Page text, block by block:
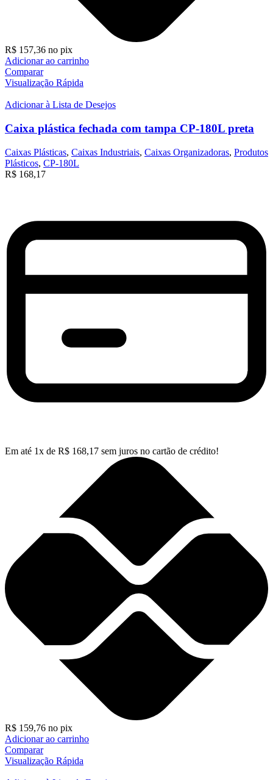
R$ 157,36 no pix
Adicionar ao carrinho
Comparar
Visualização Rápida
Adicionar à Lista de Desejos
Caixa plástica fechada com tampa CP-180L preta
Caixas Plásticas, Caixas Industriais, Caixas Organizadoras, Produtos
Plásticos, CP-180L
R$ 168,17
Em até 1x de R$ 168,17 sem juros no cartão de crédito!
R$ 159,76 no pix
Adicionar ao carrinho
Comparar
Visualização Rápida